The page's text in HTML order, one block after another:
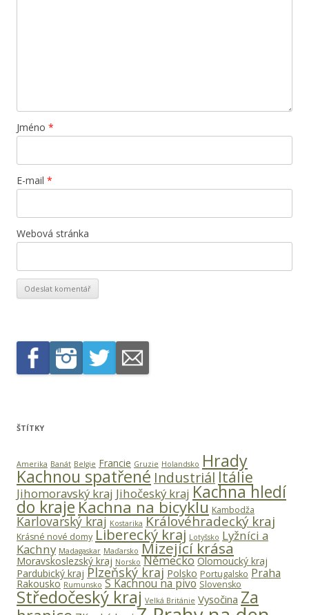
Jméno *
E-mail *
Webová stránka
ŠTÍTKY
Amerika Banát Belgie Francie Gruzie Holandsko Hrady
Kachnou spatřené Industriál Itálie
Jihomoravský kraj Jihočeský kraj Kachna hledí
do kraje Kachna na bicyklu Kambodža
Karlovarský kraj Kostarika Královéhradecký kraj
Krásné nové domy Liberecký kraj Lotyšsko Lyžníci a
Kachny Madagaskar Maďarsko Mizející krása
Moravskoslezský kraj Norsko Německo Olomoucký kraj
Pardubický kraj Plzeňský kraj Polsko Portugalsko Praha
Rakousko Rumunsko S Kachnou na pivo Slovensko
Středočeský kraj Velká Británie Vysočina Za